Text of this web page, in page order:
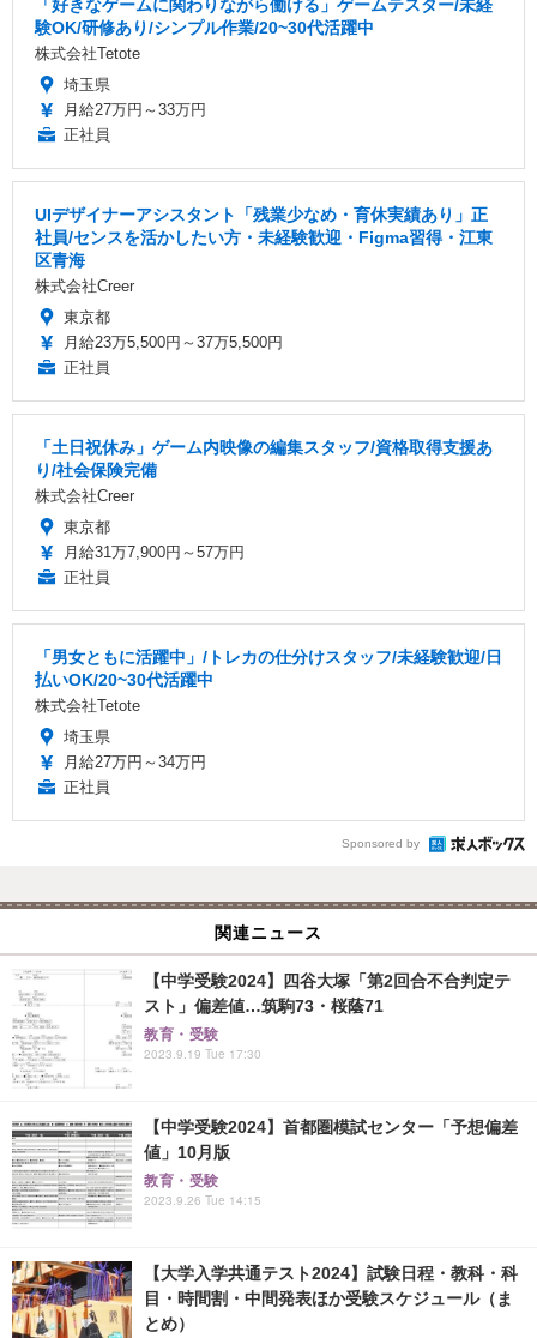
「好きなゲームに関わりながら働ける」ゲームテスター/未経
験OK/研修あり/シンプル作業/20~30代活躍中
株式会社Tetote
埼玉県
月給27万円～33万円
正社員
UIデザイナーアシスタント「残業少なめ・育休実績あり」正
社員/センスを活かしたい方・未経験歓迎・Figma習得・江東
区青海
株式会社Creer
東京都
月給23万5,500円～37万5,500円
正社員
「土日祝休み」ゲーム内映像の編集スタッフ/資格取得支援あ
り/社会保険完備
株式会社Creer
東京都
月給31万7,900円～57万円
正社員
「男女ともに活躍中」/トレカの仕分けスタッフ/未経験歓迎/日
払いOK/20~30代活躍中
株式会社Tetote
埼玉県
月給27万円～34万円
正社員
Sponsored by
関連ニュース
【中学受験2024】四谷大塚「第2回合不合判定テ
スト」偏差値…筑駒73・桜蔭71
教育・受験
2023.9.19 Tue 17:30
【中学受験2024】首都圏模試センター「予想偏差
値」10月版
教育・受験
2023.9.26 Tue 14:15
【大学入学共通テスト2024】試験日程・教科・科
目・時間割・中間発表ほか受験スケジュール（ま
とめ）